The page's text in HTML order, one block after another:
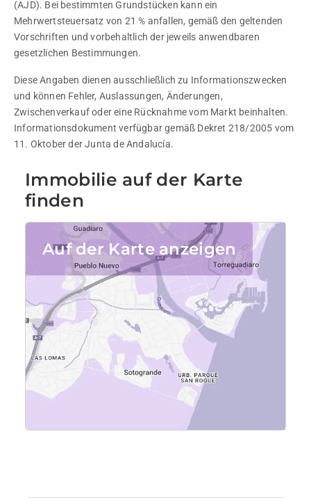
(AJD). Bei bestimmten Grundstücken kann ein
Mehrwertsteuersatz von 21 % anfallen, gemäß den geltenden
Vorschriften und vorbehaltlich der jeweils anwendbaren
gesetzlichen Bestimmungen.
Diese Angaben dienen ausschließlich zu Informationszwecken
und können Fehler, Auslassungen, Änderungen,
Zwischenverkauf oder eine Rücknahme vom Markt beinhalten.
Informationsdokument verfügbar gemäß Dekret 218/2005 vom
11. Oktober der Junta de Andalucía.
Immobilie auf der Karte
finden
Auf der Karte anzeigen